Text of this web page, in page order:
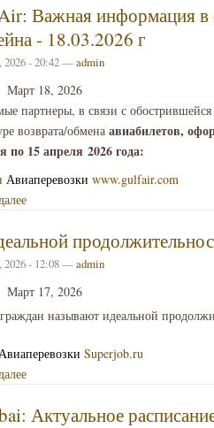
Важная информация в
- 18.03.2026 г
2026 - 20:42 —admin
Март 18, 2026
партнеры, в связи с
возврата/обмена авиабилетов,
по 15 апреля 2026 года:
Авиаперевозки www.gulfair.com
2026 - 12:08 —admin
Март 17, 2026
называют идеальной
Авиаперевозки Superjob.ru
Актуальное